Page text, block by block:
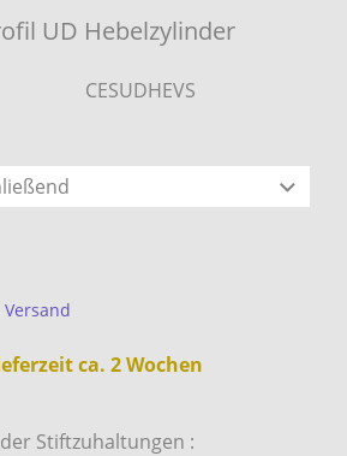
UD Hebelzylinder
CESUDHEVS
Versand
ca. 2 Wochen
Stiftzuhaltungen :